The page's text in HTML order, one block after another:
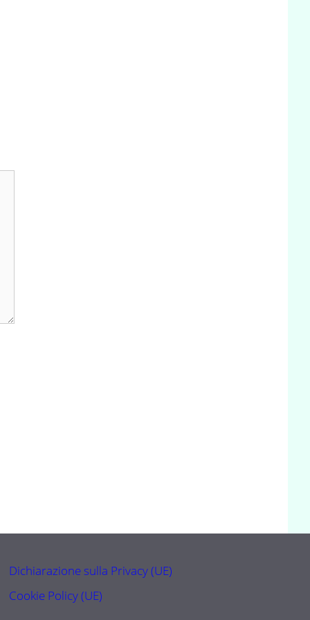
Dichiarazione sulla Privacy (UE)
Cookie Policy (UE)